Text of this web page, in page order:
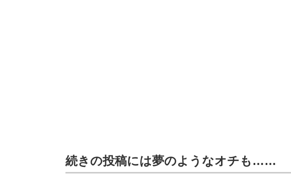
続きの投稿には夢のようなオチも……